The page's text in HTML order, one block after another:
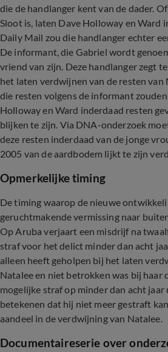
die de handlanger kent van de dader.
Sloot is, laten Dave Holloway en Ward
Daily Mail zou die handlanger echter
De informant, die Gabriel wordt
vriend van zijn. Deze handlanger zegt
het laten verdwijnen van de resten van
die resten volgens de informant
Holloway en Ward inderdaad resten
blijken te zijn. Via DNA-onderzoek
deze resten inderdaad van de jonge
2005 van de aardbodem lijkt te zijn
Opmerkelijke timing
De timing waarop de nieuwe
geruchtmakende vermissing naar
Op Aruba verjaart een misdrijf na
straf voor het delict minder dan acht
alleen heeft geholpen bij het laten
Natalee en niet betrokken was bij haar
mogelijke straf op minder dan acht
betekenen dat hij niet meer gestraft
aandeel in de verdwijning van Natalee.
Documentaireserie over